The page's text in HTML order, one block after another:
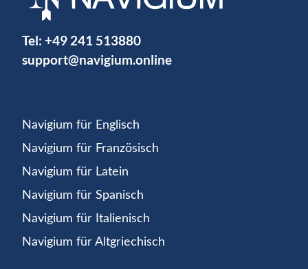
Tel: +49 241 513880
support@navigium.online
Navigium für Englisch
Navigium für Französisch
Navigium für Latein
Navigium für Spanisch
Navigium für Italienisch
Navigium für Altgriechisch